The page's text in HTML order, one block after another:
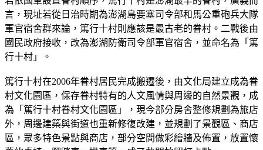
言，現址若從日治時期為澎湖島要塞司令部和馬公重砲兵大隊
軍官宿舍群來論，篤行十村則應該是最古老的眷村。二戰後由
國民政府接收，改為澎湖防衛司令部軍官宿舍，並命名為「篤
行十村」。
篤行十村在2006年眷村居民完成搬遷後，由文化局建立成為眷
村文化園區，保存眷村特有的人文風情與周邊的自然景觀，成
為「篤行十村眷村文化園區」，現今部分房舍整修規劃為旅店
外，周邊建築與街道也重新修復改建，並規劃了景觀區、商店
區，眾多特色景點與商店，部分空間做彩繪牆及佈置，放置懷